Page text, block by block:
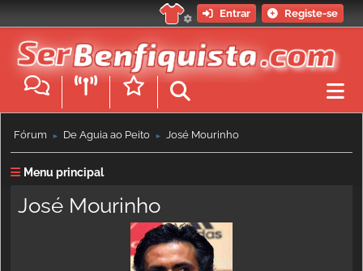
Entrar Registe-se
Fórum ► De Águia ao Peito ► José Mourinho
Menu principal
José Mourinho